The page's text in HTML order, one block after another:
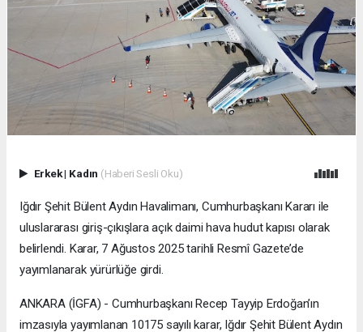
Erkek| Kadın (Haberi Sesli Oku)
Iğdır Şehit Bülent Aydın Havalimanı, Cumhurbaşkanı Kararı ile
uluslararası giriş-çıkışlara açık daimi hava hudut kapısı olarak
belirlendi. Karar, 7 Ağustos 2025 tarihli Resmî Gazete’de
yayımlanarak yürürlüğe girdi.
ANKARA (İGFA) - Cumhurbaşkanı Recep Tayyip Erdoğan’ın
imzasıyla yayımlanan 10175 sayılı karar, Iğdır Şehit Bülent Aydın